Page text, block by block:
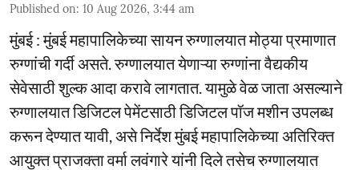
Published on: 10 Aug 2026, 3:44 am
मुंबई : मुंबई महापालिकेच्या सायन रुग्णालयात मोठ्या प्रमाणात
रुग्णांची गर्दी असते. रुग्णालयात येणाऱ्या रुग्णांना वैद्यकीय
सेवेसाठी शुल्क आदा करावे लागतात. यामुळे वेळ जाता असल्याने
रुग्णालयात डिजिटल पेमेंटसाठी डिजिटल पॉज मशीन उपलब्ध
करून देण्यात यावी, असे निर्देश मुंबई महापालिकेच्या अतिरिक्त
आयुक्त प्राजक्ता वर्मा लवंगारे यांनी दिले तसेच रुग्णालयात